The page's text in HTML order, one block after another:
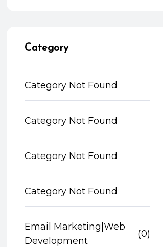
Category
Category Not Found
Category Not Found
Category Not Found
Category Not Found
Email Marketing|Web
Development
(0)